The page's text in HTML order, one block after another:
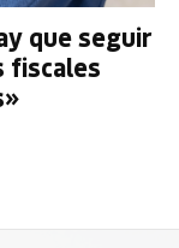
que seguir
fiscales